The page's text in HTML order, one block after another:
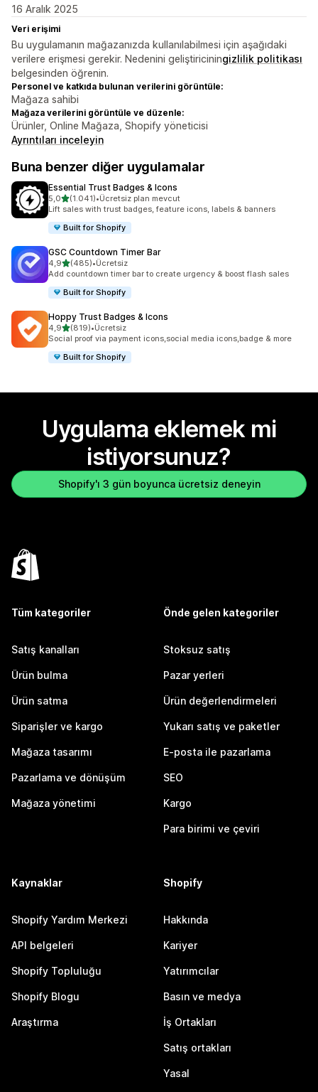
16 Aralık 2025
Veri erişimi
Bu uygulamanın mağazanızda kullanılabilmesi için aşağıdaki
verilere erişmesi gerekir. Nedenini geliştiriciningizlilik politikası
belgesinden öğrenin.
Personel ve katkıda bulunan verilerini görüntüle:
Mağaza sahibi
Mağaza verilerini görüntüle ve düzenle:
Ürünler, Online Mağaza, Shopify yöneticisi
Ayrıntıları inceleyin
Buna benzer diğer uygulamalar
Essential Trust Badges & Icons
5,05 yıldız üzerinden
(1.041)
toplam 1041 değerlendirme
•Ücretsiz plan mevcut
Lift sales with trust badges, feature icons, labels & banners
Built for Shopify
GSC Countdown Timer Bar
4,95 yıldız üzerinden
(485)
toplam 485 değerlendirme
•Ücretsiz
Add countdown timer bar to create urgency & boost flash sales
Built for Shopify
Hoppy Trust Badges & Icons
4,95 yıldız üzerinden
(819)
toplam 819 değerlendirme
•Ücretsiz
Social proof via payment icons,social media icons,badge & more
Built for Shopify
Uygulama eklemek mi
istiyorsunuz?
Shopify'ı 3 gün boyunca ücretsiz deneyin
Tüm kategoriler
Satış kanalları
Ürün bulma
Ürün satma
Siparişler ve kargo
Mağaza tasarımı
Pazarlama ve dönüşüm
Mağaza yönetimi
Önde gelen kategoriler
Stoksuz satış
Pazar yerleri
Ürün değerlendirmeleri
Yukarı satış ve paketler
E-posta ile pazarlama
SEO
Kargo
Para birimi ve çeviri
Kaynaklar
Shopify Yardım Merkezi
API belgeleri
Shopify Topluluğu
Shopify Blogu
Araştırma
Shopify
Hakkında
Kariyer
Yatırımcılar
Basın ve medya
İş Ortakları
Satış ortakları
Yasal